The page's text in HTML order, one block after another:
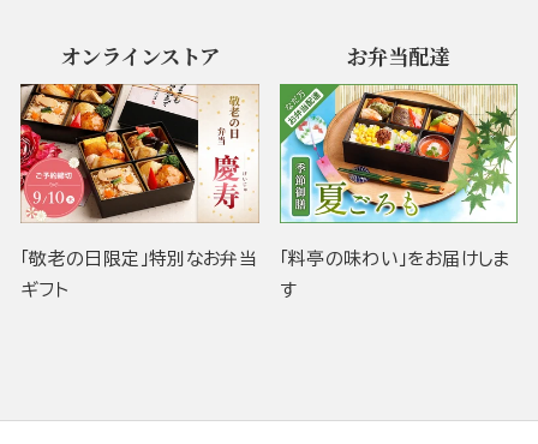
オンラインストア
「敬老の日限定」特別なお弁当
ギフト
お弁当配達
「料亭の味わい」をお届けしま
す